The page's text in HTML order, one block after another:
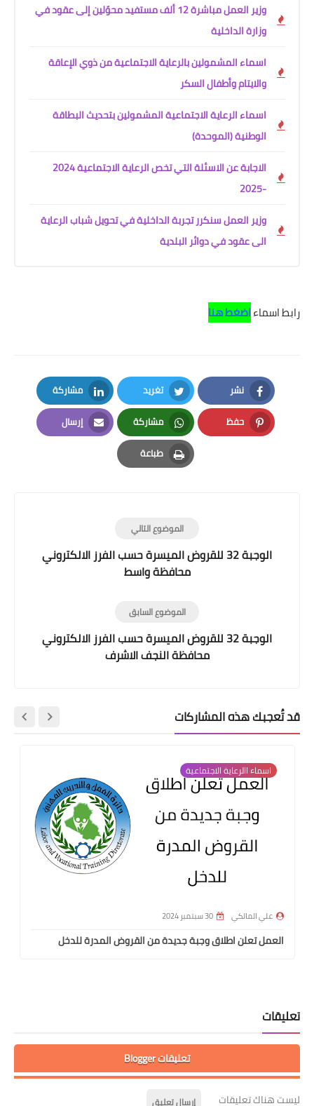
وزير العمل مباشرة 12 ألف مستفيد محوّلين إلى عقود في
وزارة الداخلية
اسماء المشمولين بالرعاية الاجتماعية من ذوي الإعاقة
والايتام وأطفال السكر
اسماء الرعاية الاجتماعية المشمولين بتحديث البطاقة
الوطنية (الموحدة)
الاجابة عن الاسئلة التي تخص الرعاية الاجتماعية 2024
-2025
وزير العمل سنكرر تجربة الداخلية في تحويل شباب الرعاية
الى عقود في دوائر البلدية
رابط اسماءاضغط هنا
نشر
Facebook
تغريد
Twitter
مشاركة
LinkedIn
حفظ
Pinterest
مشاركة
Whatsapp
إرسال
Email
طباعة
Print
الموضوع التالي
الوجبة 32 للقروض الميسرة حسب الفرز الالكتروني
محافظة واسط
الموضوع السابق
الوجبة 32 للقروض الميسرة حسب الفرز الالكتروني
محافظة النجف الاشرف
قد تُعجبك هذه المشاركات
اسماء االرعاية الاجتماعية
علي المالكي 30 سبتمبر 2024
العمل تعلن اطلاق وجبة جديدة من القروض المدرة للدخل
تعليقات
تعليقات Blogger
ليست هناك تعليقات إرسال تعليق